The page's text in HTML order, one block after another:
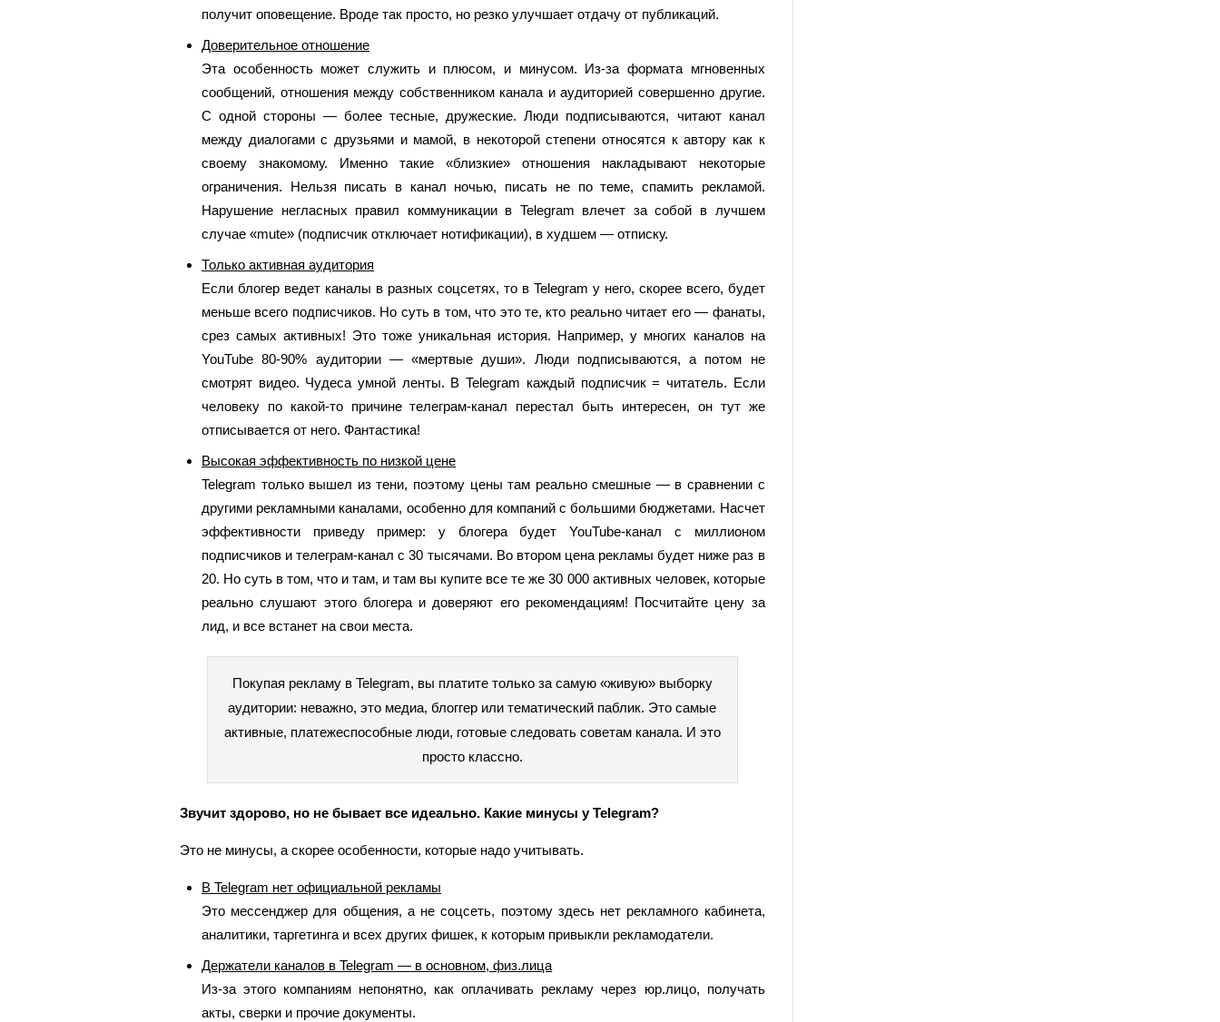
получит оповещение. Вроде так просто, но резко улучшает отдачу от публикаций.
Доверительное отношение
Эта особенность может служить и плюсом, и минусом. Из-за формата мгновенных
сообщений, отношения между собственником канала и аудиторией совершенно другие.
С одной стороны — более тесные, дружеские. Люди подписываются, читают канал
между диалогами с друзьями и мамой, в некоторой степени относятся к автору как к
своему знакомому. Именно такие «близкие» отношения накладывают некоторые
ограничения. Нельзя писать в канал ночью, писать не по теме, спамить рекламой.
Нарушение негласных правил коммуникации в Telegram влечет за собой в лучшем
случае «mute» (подписчик отключает нотификации), в худшем — отписку.
Только активная аудитория
Если блогер ведет каналы в разных соцсетях, то в Telegram у него, скорее всего, будет
меньше всего подписчиков. Но суть в том, что это те, кто реально читает его — фанаты,
срез самых активных! Это тоже уникальная история. Например, у многих каналов на
YouTube 80-90% аудитории — «мертвые души». Люди подписываются, а потом не
смотрят видео. Чудеса умной ленты. В Telegram каждый подписчик = читатель. Если
человеку по какой-то причине телеграм-канал перестал быть интересен, он тут же
отписывается от него. Фантастика!
Высокая эффективность по низкой цене
Telegram только вышел из тени, поэтому цены там реально смешные — в сравнении с
другими рекламными каналами, особенно для компаний с большими бюджетами. Насчет
эффективности приведу пример: у блогера будет YouTube-канал с миллионом
подписчиков и телеграм-канал с 30 тысячами. Во втором цена рекламы будет ниже раз в
20. Но суть в том, что и там, и там вы купите все те же 30 000 активных человек, которые
реально слушают этого блогера и доверяют его рекомендациям! Посчитайте цену за
лид, и все встанет на свои места.
Покупая рекламу в Telegram, вы платите только за самую «живую» выборку
аудитории: неважно, это медиа, блоггер или тематический паблик. Это самые
активные, платежеспособные люди, готовые следовать советам канала. И это
просто классно.
Звучит здорово, но не бывает все идеально. Какие минусы у Telegram?
Это не минусы, а скорее особенности, которые надо учитывать.
В Telegram нет официальной рекламы
Это мессенджер для общения, а не соцсеть, поэтому здесь нет рекламного кабинета,
аналитики, таргетинга и всех других фишек, к которым привыкли рекламодатели.
Держатели каналов в Telegram — в основном, физ.лица
Из-за этого компаниям непонятно, как оплачивать рекламу через юр.лицо, получать
акты, сверки и прочие документы.